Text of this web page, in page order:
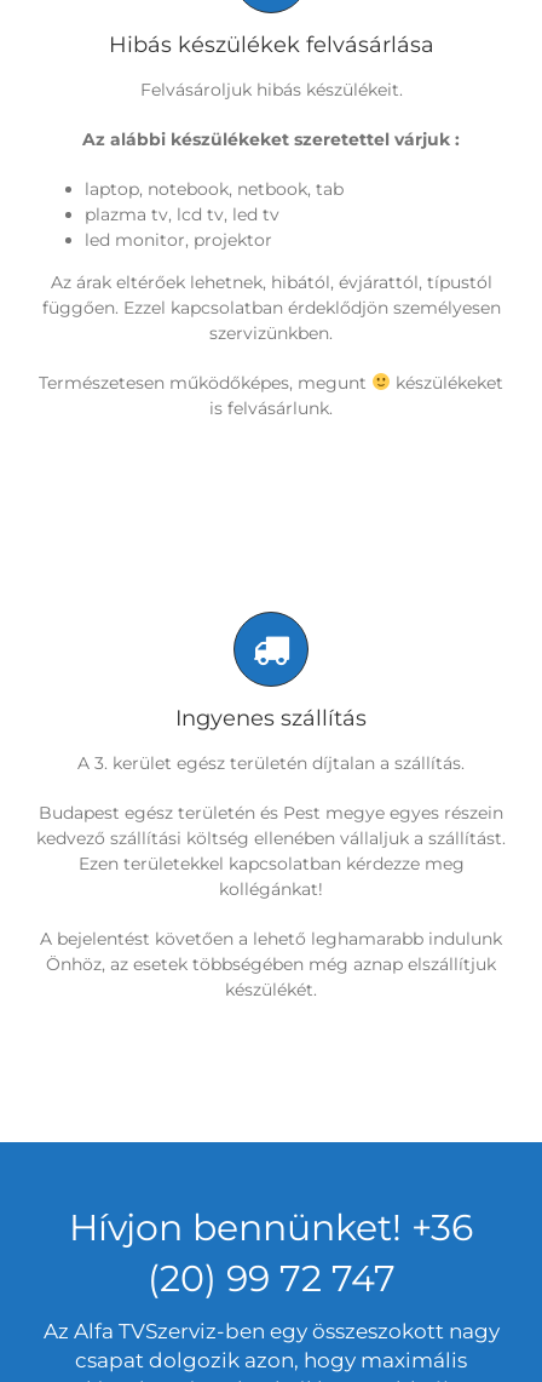
Hibás készülékek felvásárlása
Felvásároljuk hibás készülékeit.
Az alábbi készülékeket szeretettel várjuk :
laptop, notebook, netbook, tab
plazma tv, lcd tv, led tv
led monitor, projektor
Az árak eltérőek lehetnek, hibától, évjárattól, típustól
függően. Ezzel kapcsolatban érdeklődjön személyesen
szervizünkben.
Természetesen működőképes, megunt
készülékeket
is felvásárlunk.
Ingyenes szállítás
A 3. kerület egész területén díjtalan a szállítás.
Budapest egész területén és Pest megye egyes részein
kedvező szállítási költség ellenében vállaljuk a szállítást.
Ezen területekkel kapcsolatban kérdezze meg
kollégánkat!
A bejelentést követően a lehető leghamarabb indulunk
Önhöz, az esetek többségében még aznap elszállítjuk
készülékét.
Hívjon bennünket! +36
(20) 99 72 747
Az Alfa TVSzerviz-ben egy összeszokott nagy
csapat dolgozik azon, hogy maximális